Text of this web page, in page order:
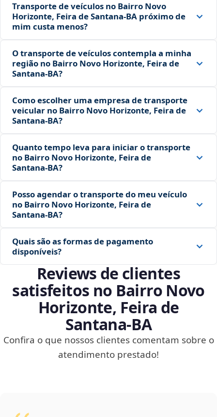
Transporte de veículos no Bairro Novo
Horizonte, Feira de Santana‑BA próximo de
mim custa menos?
O transporte de veículos contempla a minha
região no Bairro Novo Horizonte, Feira de
Santana‑BA?
Como escolher uma empresa de transporte
veicular no Bairro Novo Horizonte, Feira de
Santana‑BA?
Quanto tempo leva para iniciar o transporte
no Bairro Novo Horizonte, Feira de
Santana‑BA?
Posso agendar o transporte do meu veículo
no Bairro Novo Horizonte, Feira de
Santana‑BA?
Quais são as formas de pagamento
disponíveis?
Reviews de clientes
satisfeitos no Bairro Novo
Horizonte, Feira de
Santana‑BA
Confira o que nossos clientes comentam sobre o
atendimento prestado!